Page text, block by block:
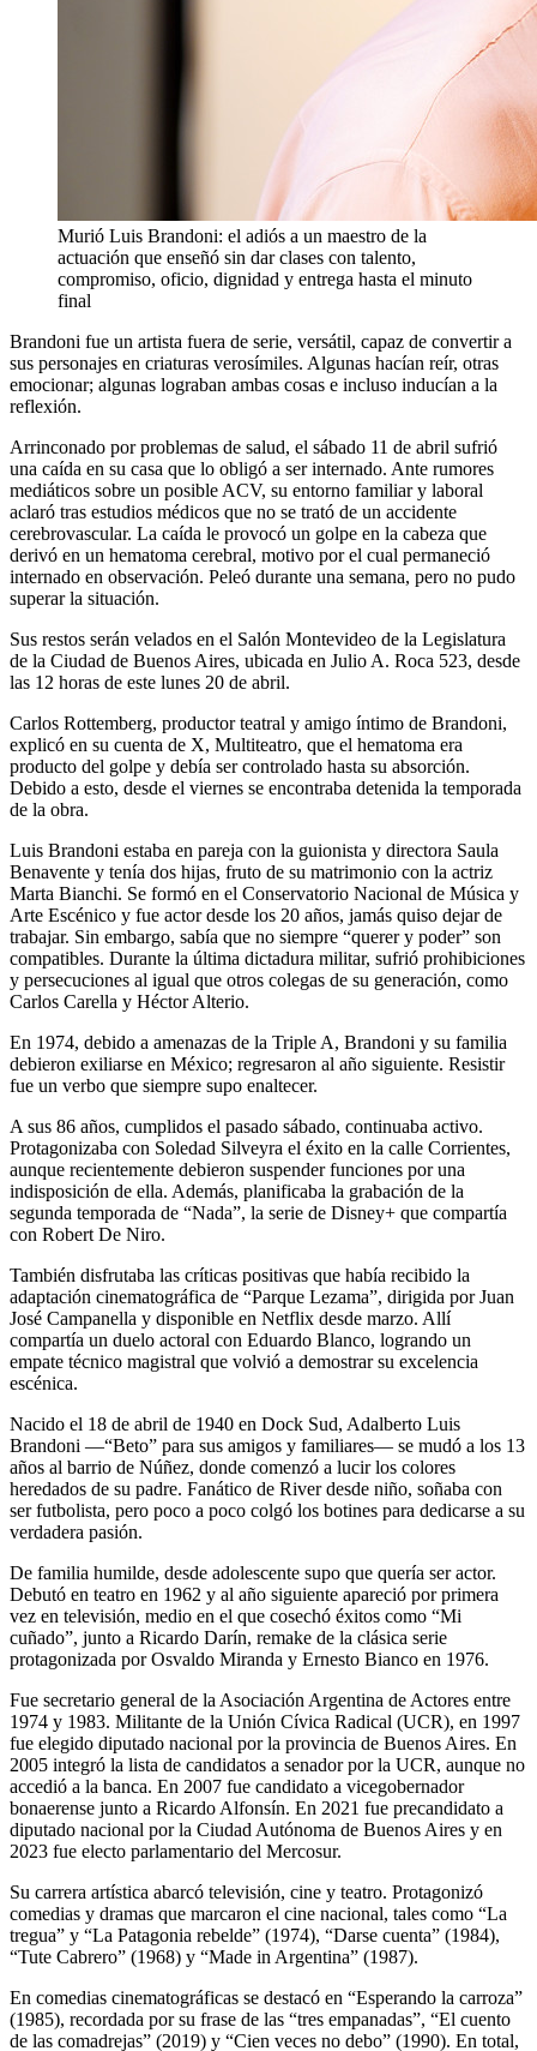
Murió Luis Brandoni: el adiós a un maestro de la
actuación que enseñó sin dar clases con talento,
compromiso, oficio, dignidad y entrega hasta el minuto
final
Brandoni fue un artista fuera de serie, versátil, capaz de convertir a
sus personajes en criaturas verosímiles. Algunas hacían reír, otras
emocionar; algunas lograban ambas cosas e incluso inducían a la
reflexión.
Arrinconado por problemas de salud, el sábado 11 de abril sufrió
una caída en su casa que lo obligó a ser internado. Ante rumores
mediáticos sobre un posible ACV, su entorno familiar y laboral
aclaró tras estudios médicos que no se trató de un accidente
cerebrovascular. La caída le provocó un golpe en la cabeza que
derivó en un hematoma cerebral, motivo por el cual permaneció
internado en observación. Peleó durante una semana, pero no pudo
superar la situación.
Sus restos serán velados en el Salón Montevideo de la Legislatura
de la Ciudad de Buenos Aires, ubicada en Julio A. Roca 523, desde
las 12 horas de este lunes 20 de abril.
Carlos Rottemberg, productor teatral y amigo íntimo de Brandoni,
explicó en su cuenta de X, Multiteatro, que el hematoma era
producto del golpe y debía ser controlado hasta su absorción.
Debido a esto, desde el viernes se encontraba detenida la temporada
de la obra.
Luis Brandoni estaba en pareja con la guionista y directora Saula
Benavente y tenía dos hijas, fruto de su matrimonio con la actriz
Marta Bianchi. Se formó en el Conservatorio Nacional de Música y
Arte Escénico y fue actor desde los 20 años, jamás quiso dejar de
trabajar. Sin embargo, sabía que no siempre “querer y poder” son
compatibles. Durante la última dictadura militar, sufrió prohibiciones
y persecuciones al igual que otros colegas de su generación, como
Carlos Carella y Héctor Alterio.
En 1974, debido a amenazas de la Triple A, Brandoni y su familia
debieron exiliarse en México; regresaron al año siguiente. Resistir
fue un verbo que siempre supo enaltecer.
A sus 86 años, cumplidos el pasado sábado, continuaba activo.
Protagonizaba con Soledad Silveyra el éxito en la calle Corrientes,
aunque recientemente debieron suspender funciones por una
indisposición de ella. Además, planificaba la grabación de la
segunda temporada de “Nada”, la serie de Disney+ que compartía
con Robert De Niro.
También disfrutaba las críticas positivas que había recibido la
adaptación cinematográfica de “Parque Lezama”, dirigida por Juan
José Campanella y disponible en Netflix desde marzo. Allí
compartía un duelo actoral con Eduardo Blanco, logrando un
empate técnico magistral que volvió a demostrar su excelencia
escénica.
Nacido el 18 de abril de 1940 en Dock Sud, Adalberto Luis
Brandoni —“Beto” para sus amigos y familiares— se mudó a los 13
años al barrio de Núñez, donde comenzó a lucir los colores
heredados de su padre. Fanático de River desde niño, soñaba con
ser futbolista, pero poco a poco colgó los botines para dedicarse a su
verdadera pasión.
De familia humilde, desde adolescente supo que quería ser actor.
Debutó en teatro en 1962 y al año siguiente apareció por primera
vez en televisión, medio en el que cosechó éxitos como “Mi
cuñado”, junto a Ricardo Darín, remake de la clásica serie
protagonizada por Osvaldo Miranda y Ernesto Bianco en 1976.
Fue secretario general de la Asociación Argentina de Actores entre
1974 y 1983. Militante de la Unión Cívica Radical (UCR), en 1997
fue elegido diputado nacional por la provincia de Buenos Aires. En
2005 integró la lista de candidatos a senador por la UCR, aunque no
accedió a la banca. En 2007 fue candidato a vicegobernador
bonaerense junto a Ricardo Alfonsín. En 2021 fue precandidato a
diputado nacional por la Ciudad Autónoma de Buenos Aires y en
2023 fue electo parlamentario del Mercosur.
Su carrera artística abarcó televisión, cine y teatro. Protagonizó
comedias y dramas que marcaron el cine nacional, tales como “La
tregua” y “La Patagonia rebelde” (1974), “Darse cuenta” (1984),
“Tute Cabrero” (1968) y “Made in Argentina” (1987).
En comedias cinematográficas se destacó en “Esperando la carroza”
(1985), recordada por su frase de las “tres empanadas”, “El cuento
de las comadrejas” (2019) y “Cien veces no debo” (1990). En total,